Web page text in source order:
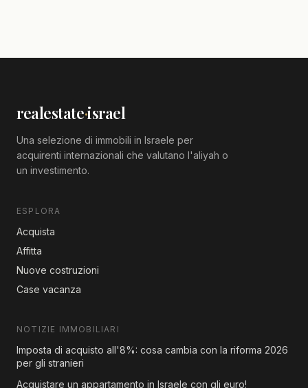
realestate·israel
Una selezione di immobili in Israele per
acquirenti internazionali che valutano l'aliyah o
un investimento.
ESPLORA
Acquista
Affitta
Nuove costruzioni
Case vacanza
NOTIZIE IMMOBILIARI
Imposta di acquisto all'8%: cosa cambia con la riforma 2026
per gli stranieri
Acquistare un appartamento in Israele con gli euro!